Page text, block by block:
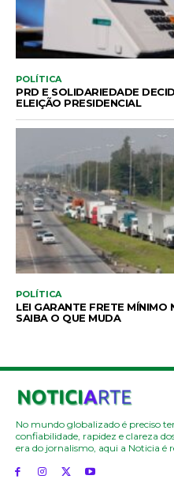
POLÍTICA
PRD E SOLIDARIEDADE
ELEIÇÃO PRESIDENCIAL
POLÍTICA
LEI GARANTE FRETE MÍNIMO
SAIBA O QUE MUDA
No mundo globalizado é preciso
confiabilidade, rapidez e clareza
era do jornalismo, aqui a Noticia é